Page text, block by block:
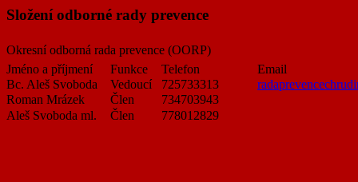
Složení odborné rady prevence
Okresní odborná rada prevence (OORP)
Jméno a příjmení
Funkce Telefon
Email
Bc. Aleš Svoboda
Vedoucí 725733313
Roman Mrázek
Člen
734703943
Aleš Svoboda ml.
Člen 778012829